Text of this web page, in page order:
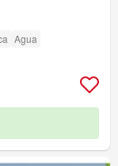
Agua